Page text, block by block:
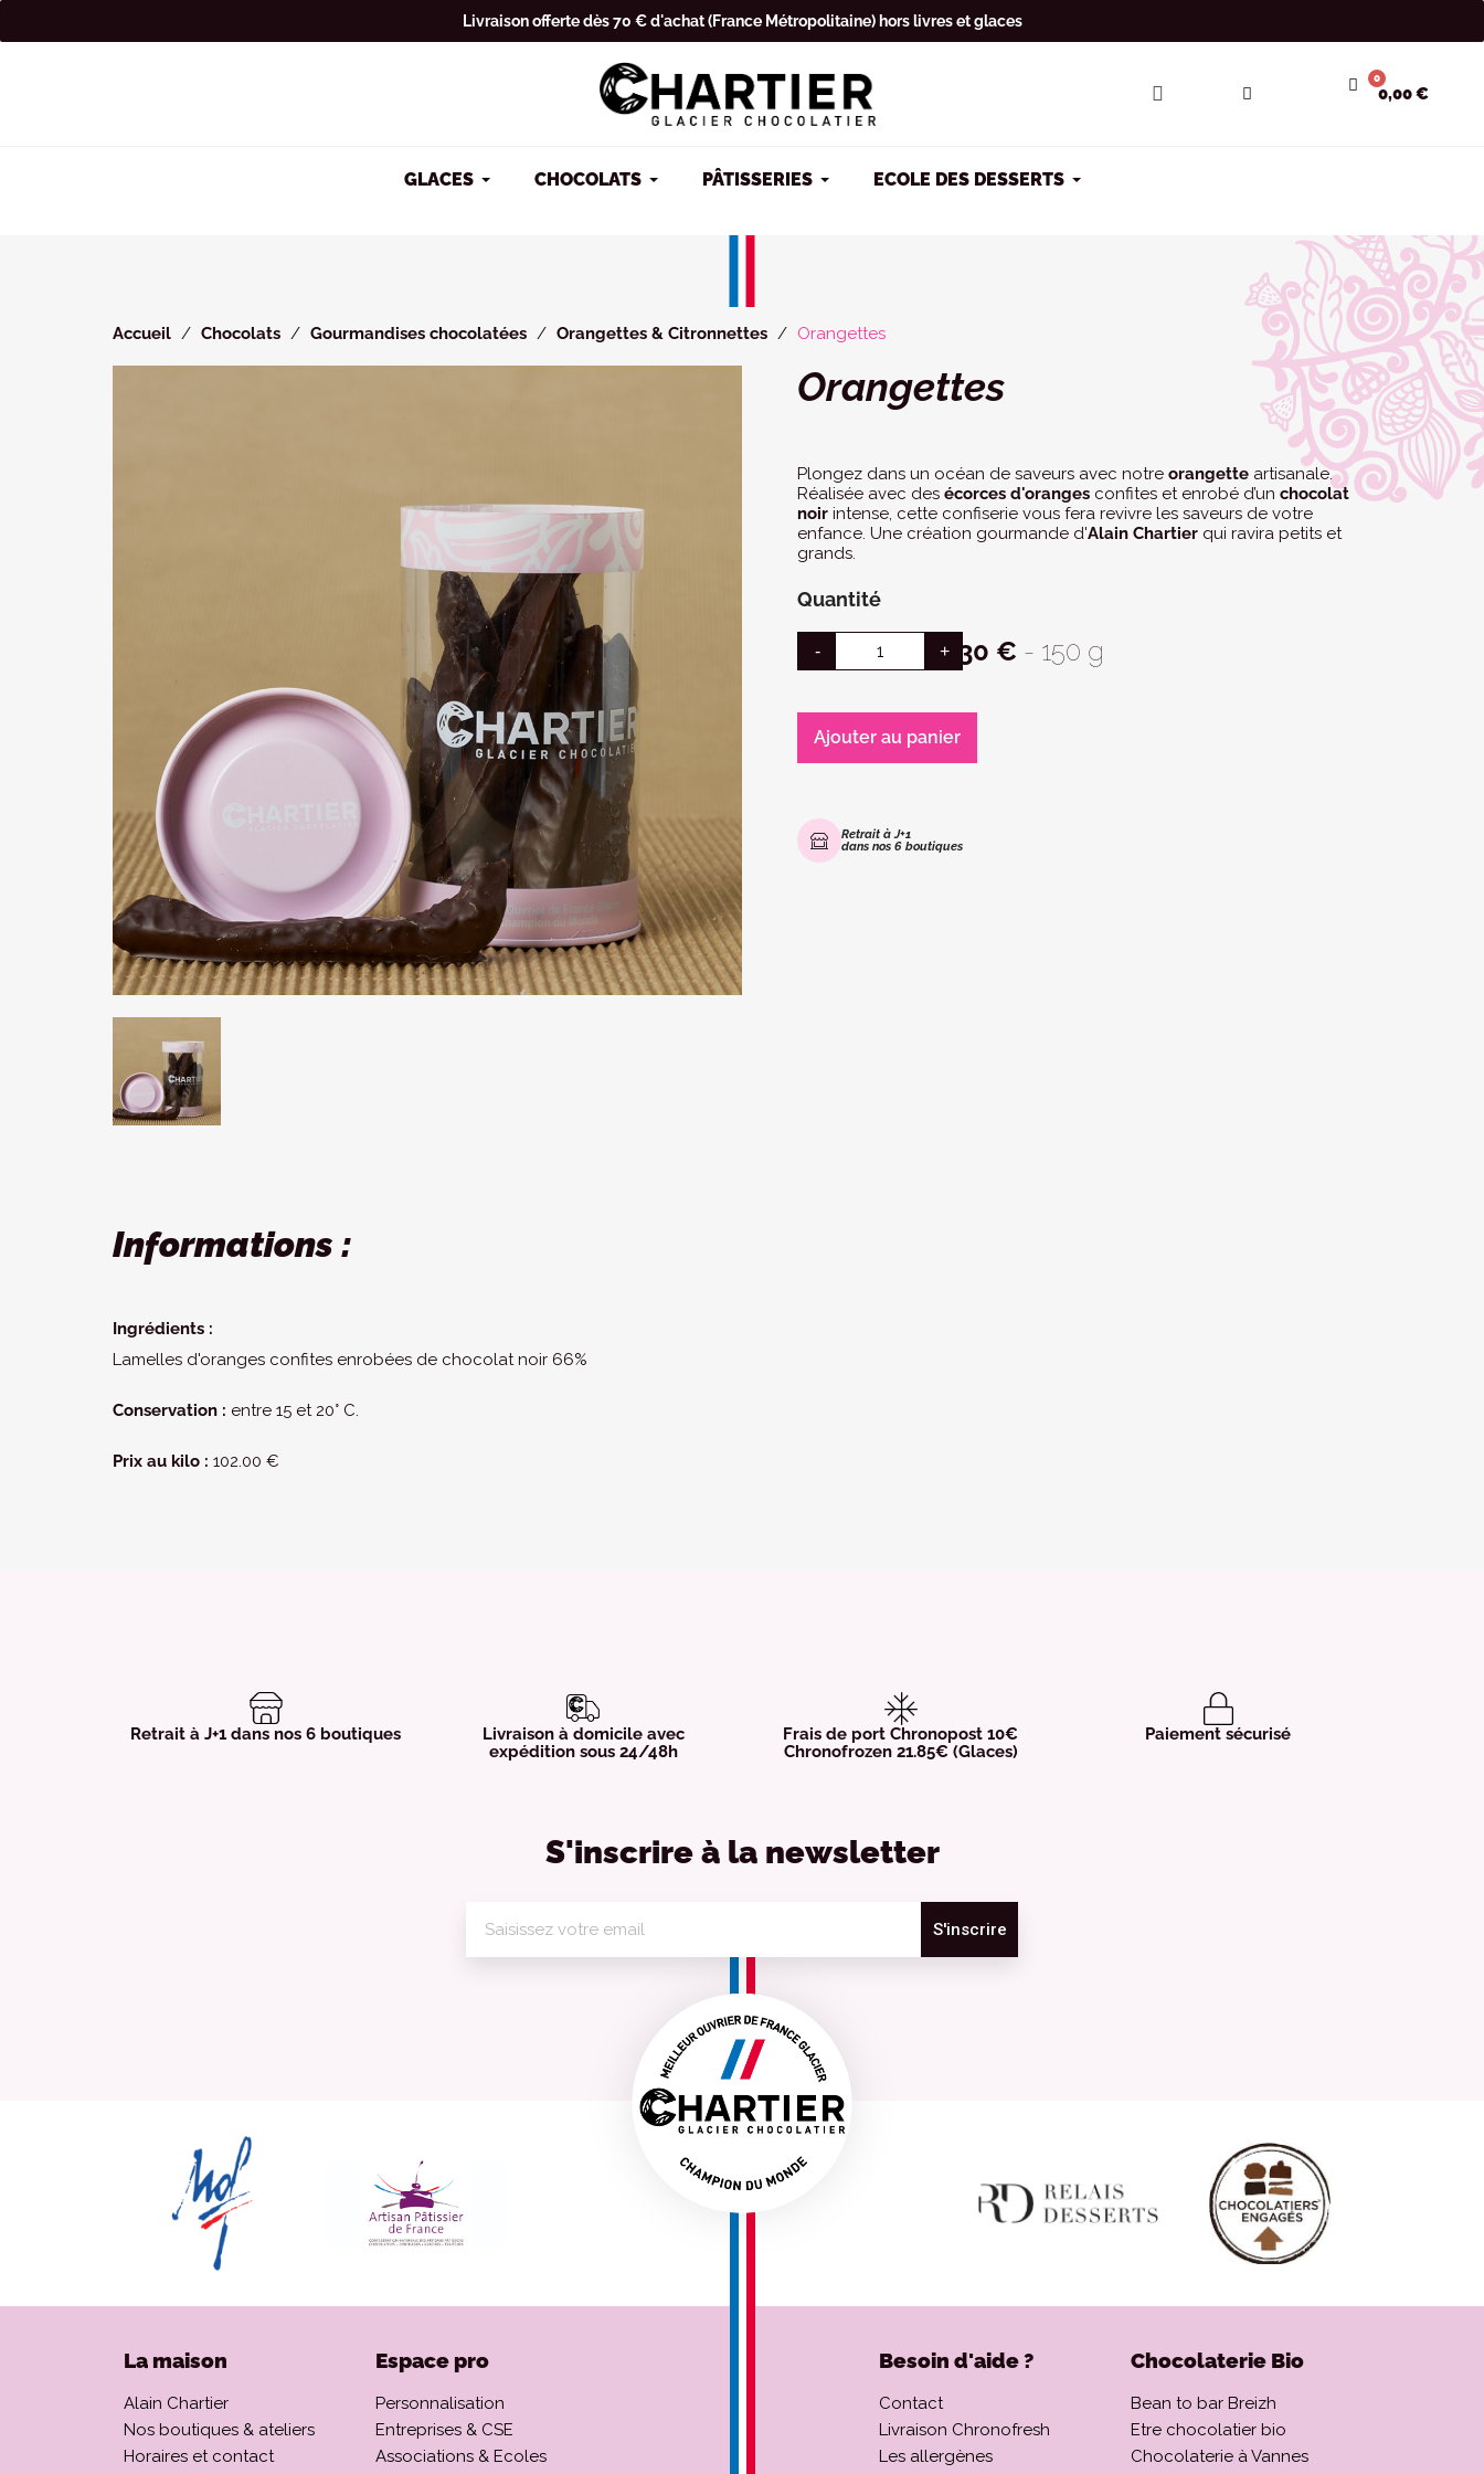
Livraison offerte dès 70 € d'achat (France Métropolitaine) hors livres et glaces
0,00 €
GLACES CHOCOLATS PÂTISSERIES ECOLE DES DESSERTS
Accueil Chocolats Gourmandises chocolatées Orangettes & Citronnettes Orangettes
Orangettes
Plongez dans un océan de saveurs avec notre orangette artisanale.
Réalisée avec des écorces d'oranges confites et enrobé d’un chocolat
noir intense, cette confiserie vous fera revivre les saveurs de votre
enfance. Une création gourmande d'Alain Chartier qui ravira petits et
grands.
Quantité
15,30 € - 150 g
Ajouter au panier
Retrait à J+1
dans nos 6 boutiques
Informations :
Ingrédients :
Lamelles d'oranges confites enrobées de chocolat noir 66%
Conservation : entre 15 et 20° C.
Prix au kilo : 102.00 €
Retrait à J+1 dans nos 6 boutiques
Livraison à domicile avec
expédition sous 24/48h
Frais de port Chronopost 10€
Chronofrozen 21.85€ (Glaces)
Paiement sécurisé
S'inscrire à la newsletter
S'inscrire
La maison
Alain Chartier
Nos boutiques & ateliers
Horaires et contact
Espace pro
Personnalisation
Entreprises & CSE
Associations & Ecoles
Besoin d'aide ?
Contact
Livraison Chronofresh
Les allergènes
Chocolaterie Bio
Bean to bar Breizh
Etre chocolatier bio
Chocolaterie à Vannes